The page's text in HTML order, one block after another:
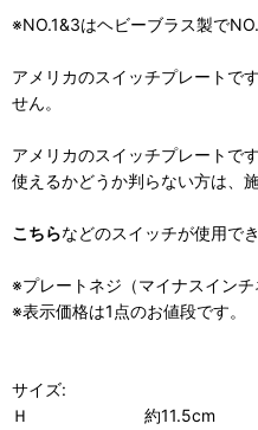
※NO.1&3はヘビーブラス製で
アメリカのスイッチプレートで
せん。
アメリカのスイッチプレートです
使えるかどうか判らない方は、
こちらなどのスイッチが使用でき
※プレートネジ（マイナスインチ
※表示価格は1点のお値段です。
サイズ:
Ｈ 約11.5cm